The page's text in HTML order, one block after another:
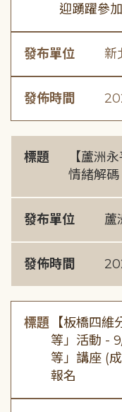
迎踴躍參加
發布單位 新
發佈時間
標題
【蘆洲
情緒解碼
發布單位 蘆
發佈時間
標題 【板橋四維
等」活動 -
等」講座 (
報名